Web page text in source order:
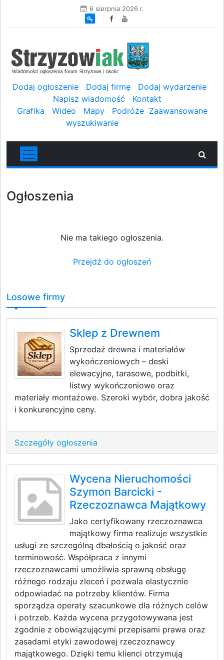
6 sierpnia 2026 r.
Dodaj ogłoszenie Dodaj firmę
Dodaj wydarzenie
Napisz wiadomość
Kontakt
Grafika
Wideo Mapy Podróże Zaawansowane
wyszukiwanie
Ogłoszenia
Nie ma takiego ogłoszenia.
Przejdź do ogłoszeń
Losowe firmy
Sklep z Drewnem
Sprzedaż drewna i materiałów
wykończeniowych – deski
elewacyjne, tarasowe, podbitki,
listwy wykończeniowe oraz
materiały montażowe. Szeroki wybór, dobra jakość
i konkurencyjne ceny.
Szczegóły ogłoszenia
Wycena Nieruchomości
Szymon Barcicki -
Rzeczoznawca Majątkowy
Jako certyfikowany rzeczoznawca
majątkowy firma realizuje wszystkie
usługi ze szczególną dbałością o jakość oraz
terminowość. Współpraca z innymi
rzeczoznawcami umożliwia sprawną obsługę
różnego rodzaju zleceń i pozwala elastycznie
odpowiadać na potrzeby klientów. Firma
sporządza operaty szacunkowe dla różnych celów
i potrzeb. Każda wycena przygotowywana jest
zgodnie z obowiązującymi przepisami prawa oraz
zasadami etyki zawodowej rzeczoznawcy
majątkowego. Dzięki temu klienci otrzymują